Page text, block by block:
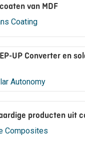
van MDF
Coating
UP Converter en
Autonomy
producten uit
Composites